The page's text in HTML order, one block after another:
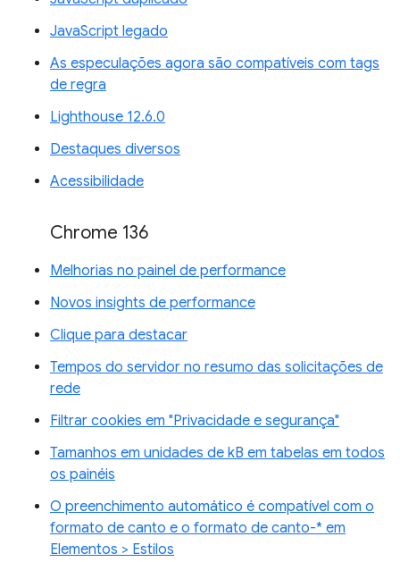
JavaScript legado
As especulações agora são compatíveis com tags
de regra
Lighthouse 12.6.0
Destaques diversos
Acessibilidade
Chrome 136
Melhorias no painel de performance
Novos insights de performance
Clique para destacar
Tempos do servidor no resumo das solicitações de
rede
Filtrar cookies em "Privacidade e segurança"
Tamanhos em unidades de kB em tabelas em todos
os painéis
O preenchimento automático é compatível com o
formato de canto e o formato de canto-* em
Elementos > Estilos